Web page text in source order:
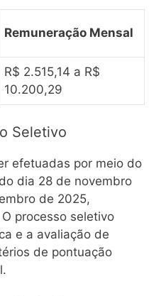
Remuneração Mensal
R$ 2.515,14 a R$
10.200,29
Seletivo
efetuadas por meio do
dia 28 de novembro
de 2025,
processo seletivo
e a avaliação de
de pontuação